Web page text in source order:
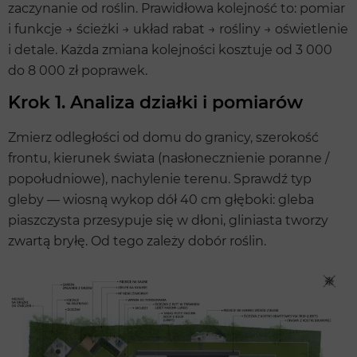
zaczynanie od roślin. Prawidłowa kolejność to: pomiar
i funkcje → ścieżki → układ rabat → rośliny → oświetlenie
i detale. Każda zmiana kolejności kosztuje od 3 000
do 8 000 zł poprawek.
Krok 1. Analiza działki i pomiarów
Zmierz odległości od domu do granicy, szerokość
frontu, kierunek świata (nasłonecznienie poranne /
popołudniowe), nachylenie terenu. Sprawdź typ
gleby — wiosną wykop dół 40 cm głęboki: gleba
piaszczysta przesypuje się w dłoni, gliniasta tworzy
zwartą bryłę. Od tego zależy dobór roślin.